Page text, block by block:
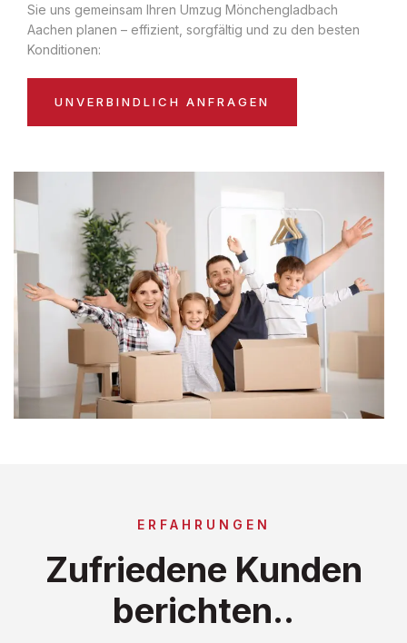
Sie uns gemeinsam Ihren Umzug Mönchengladbach
Aachen planen – effizient, sorgfältig und zu den besten
Konditionen:
UNVERBINDLICH ANFRAGEN
ERFAHRUNGEN
Zufriedene Kunden
berichten..